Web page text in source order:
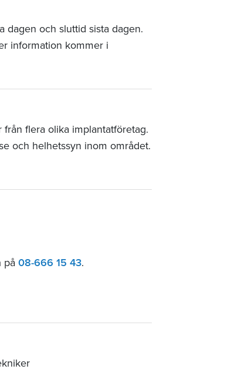
dagen och sluttid sista dagen.
information kommer i
från flera olika implantatföretag.
och helhetssyn inom området.
på 08-666 15 43.